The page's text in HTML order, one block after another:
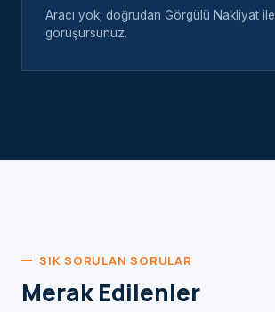
Aracı yok; doğrudan Görgülü Nakliyat ile
görüşürsünüz.
SIK SORULAN SORULAR
Merak Edilenler